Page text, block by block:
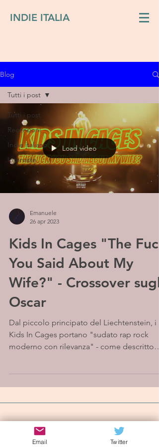
INDIE ITALIA
Blog
Tutti i post
Recensioni
Indie italiano
Interviste
Tutti i post
Load video
Emanuele
26 apr 2023
Kids In Cages "The Fuck
You Said About My
Wife?" - Crossover sugli
Oscar
Dal piccolo principato del Liechtenstein, i
Kids In Cages portano "sudato rap rock
moderno con rilevanza" - come descritto
Iscriviti alla mailing list
Email Twitter